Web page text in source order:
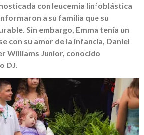
con leucemia linfoblástica
a su familia que su
Sin embargo, Emma tenía un
con su amor de la infancia, Daniel
Williams Junior, conocido
DJ.